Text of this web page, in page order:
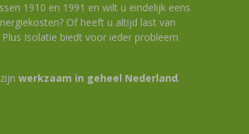
1910 en 1991 en wilt u eindelijk eens
Of heeft u altijd last van
Isolatie biedt voor ieder probleem
werkzaam in geheel Nederland.